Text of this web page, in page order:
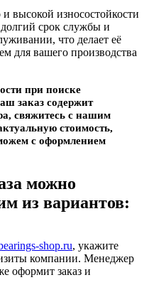
высокой износостойкости
срок службы и
что делает её
для вашего производства
при поиске
заказ содержит
свяжитесь с нашим
стоимость,
с оформлением
можно
из вариантов:
shop.ru, укажите
компании. Менеджер
оформит заказ и